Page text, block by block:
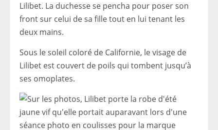
Lilibet. La duchesse se pencha pour poser son
front sur celui de sa fille tout en lui tenant les
deux mains.
Sous le soleil coloré de Californie, le visage de
Lilibet est couvert de poils qui tombent jusqu’à
ses omoplates.